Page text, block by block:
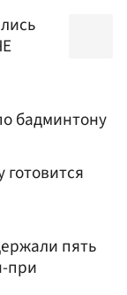
бадминтону
пять
при